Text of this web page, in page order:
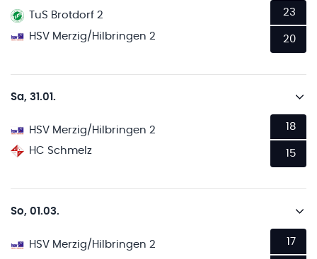
TuS Brotdorf 2
HSV Merzig/Hilbringen 2
23
20
Sa, 31.01.
HSV Merzig/Hilbringen 2
HC Schmelz
18
15
So, 01.03.
HSV Merzig/Hilbringen 2
17